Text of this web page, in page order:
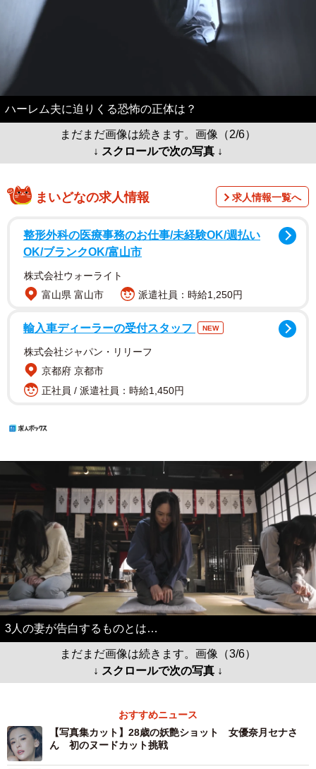
ハーレム夫に迫りくる恐怖の正体は？
まだまだ画像は続きます。画像（2/6）
↓ スクロールで次の写真 ↓
まいどなの求人情報 求人情報一覧へ
整形外科の医療事務のお仕事/未経験OK/週払い
OK/ブランクOK/富山市
株式会社ウォーライト
富山県 富山市
派遣社員：時給1,250円
輸入車ディーラーの受付スタッフ NEW
株式会社ジャパン・リリーフ
京都府 京都市
正社員 / 派遣社員：時給1,450円
3人の妻が告白するものとは…
まだまだ画像は続きます。画像（3/6）
↓ スクロールで次の写真 ↓
おすすめニュース
【写真集カット】28歳の妖艶ショット 女優奈月セナさ
ん 初のヌードカット挑戦